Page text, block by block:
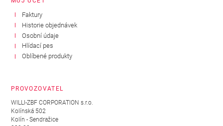
Faktury
Historie objednávek
Osobní údaje
Hlídací pes
Oblíbené produkty
PROVOZOVATEL
WILLI-ZBF CORPORATION s.r.o.
Kolínská 502
Kolín - Sendražice